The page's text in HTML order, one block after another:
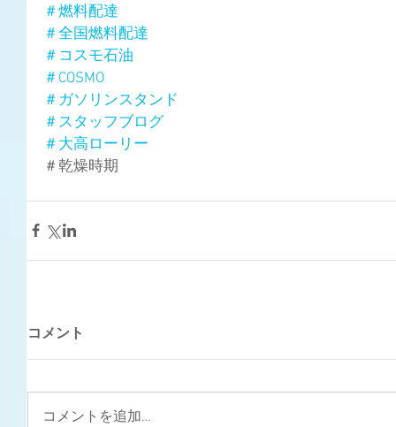
＃燃料配達
＃全国燃料配達
＃コスモ石油
＃COSMO
＃ガソリンスタンド
＃スタッフブログ
＃大高ローリー
＃乾燥時期
コメント
コメントを追加…